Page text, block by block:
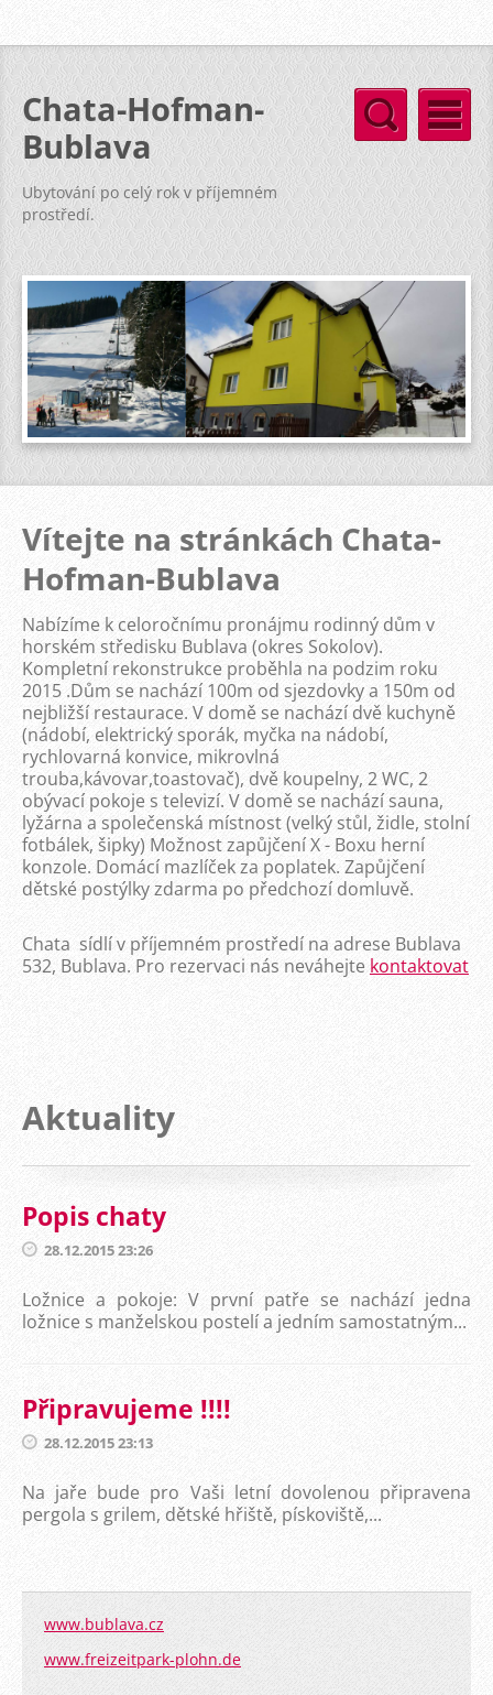
Chata-Hofman-
Bublava
Ubytování po celý rok v příjemném
prostředí.
Vítejte na stránkách Chata-
Hofman-Bublava
Nabízíme k celoročnímu pronájmu rodinný dům v
horském středisku Bublava (okres Sokolov).
Kompletní rekonstrukce proběhla na podzim roku
2015 .Dům se nachází 100m od sjezdovky a 150m od
nejbližší restaurace. V domě se nachází dvě kuchyně
(nádobí, elektrický sporák, myčka na nádobí,
rychlovarná konvice, mikrovlná
trouba,kávovar,toastovač), dvě koupelny, 2 WC, 2
obývací pokoje s televizí. V domě se nachází sauna,
lyžárna a společenská místnost (velký stůl, židle, stolní
fotbálek, šipky) Možnost zapůjčení X - Boxu herní
konzole. Domácí mazlíček za poplatek. Zapůjčení
dětské postýlky zdarma po předchozí domluvě.
Chata sídlí v příjemném prostředí na adrese Bublava
532, Bublava. Pro rezervaci nás neváhejte kontaktovat
Aktuality
Popis chaty
28.12.2015 23:26
Ložnice a pokoje: V první patře se nachází jedna
ložnice s manželskou postelí a jedním samostatným...
Připravujeme !!!!
28.12.2015 23:13
Na jaře bude pro Vaši letní dovolenou připravena
pergola s grilem, dětské hřiště, pískoviště,...
www.bublava.cz
www.freizeitpark-plohn.de